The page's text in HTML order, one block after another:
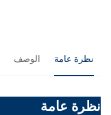
نظرة عامة الوصف
نظرة عامة